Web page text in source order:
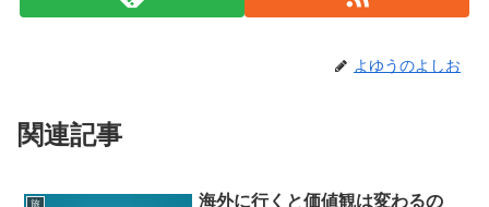
よゆうのよしお
関連記事
旅
海外に行くと価値観は変わるの